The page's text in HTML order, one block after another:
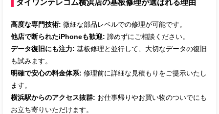
ダイワンテレコム横浜店の基板修理が選ばれる理由
高度な専門技術: 微細な部品レベルでの修理が可能です。
他店で断られたiPhoneも歓迎: 諦めずにご相談ください。
データ復旧にも注力: 基板修理と並行して、大切なデータの復旧
も試みます。
明確で安心の料金体系: 修理前に詳細な見積もりをご提示いたし
ます。
横浜駅からのアクセス抜群: お仕事帰りやお買い物のついでにも
お立ち寄りいただけます。